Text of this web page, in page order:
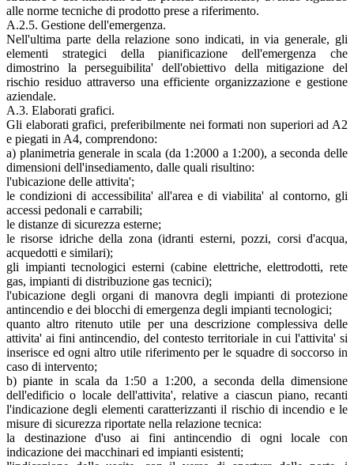
alle norme tecniche di prodotto prese a riferimento.
A.2.5. Gestione dell'emergenza.
Nell'ultima parte della relazione sono indicati, in via generale, gli
elementi strategici della pianificazione dell'emergenza che
dimostrino la perseguibilita' dell'obiettivo della mitigazione del
rischio residuo attraverso una efficiente organizzazione e gestione
aziendale.
A.3. Elaborati grafici.
Gli elaborati grafici, preferibilmente nei formati non superiori ad A2
e piegati in A4, comprendono:
a) planimetria generale in scala (da 1:2000 a 1:200), a seconda delle
dimensioni dell'insediamento, dalle quali risultino:
l'ubicazione delle attivita';
le condizioni di accessibilita' all'area e di viabilita' al contorno, gli
accessi pedonali e carrabili;
le distanze di sicurezza esterne;
le risorse idriche della zona (idranti esterni, pozzi, corsi d'acqua,
acquedotti e similari);
gli impianti tecnologici esterni (cabine elettriche, elettrodotti, rete
gas, impianti di distribuzione gas tecnici);
l'ubicazione degli organi di manovra degli impianti di protezione
antincendio e dei blocchi di emergenza degli impianti tecnologici;
quanto altro ritenuto utile per una descrizione complessiva delle
attivita' ai fini antincendio, del contesto territoriale in cui l'attivita' si
inserisce ed ogni altro utile riferimento per le squadre di soccorso in
caso di intervento;
b) piante in scala da 1:50 a 1:200, a seconda della dimensione
dell'edificio o locale dell'attivita', relative a ciascun piano, recanti
l'indicazione degli elementi caratterizzanti il rischio di incendio e le
misure di sicurezza riportate nella relazione tecnica:
la destinazione d'uso ai fini antincendio di ogni locale con
indicazione dei macchinari ed impianti esistenti;